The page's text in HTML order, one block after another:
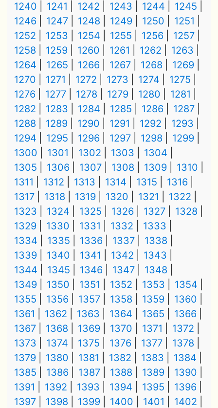
1240
1241 1242 1243 1244
1245
1246
1247 1248 1249 1250
1251
1252
1253 1254 1255 1256
1257
1258
1259 1260 1261 1262
1263
1264
1265 1266 1267 1268
1269
1270
1271 1272 1273 1274
1275
1276
1277 1278 1279 1280
1281
1282
1283 1284 1285 1286
1287
1288
1289 1290 1291 1292
1293
1294
1295 1296 1297 1298
1299
1300
1301 1302 1303
1304
1305
1306 1307 1308 1309
1310
1311
1312 1313 1314 1315
1316
1317
1318 1319 1320 1321
1322
1323
1324 1325 1326 1327
1328
1329
1330 1331 1332
1333
1334
1335 1336 1337
1338
1339
1340 1341 1342
1343
1344
1345 1346 1347
1348
1349
1350 1351 1352 1353
1354
1355
1356 1357 1358 1359
1360
1361
1362 1363 1364 1365
1366
1367
1368 1369 1370 1371
1372
1373
1374 1375 1376 1377
1378
1379
1380 1381 1382 1383
1384
1385
1386 1387 1388 1389
1390
1391
1392 1393 1394 1395
1396
1397
1398 1399 1400 1401
1402